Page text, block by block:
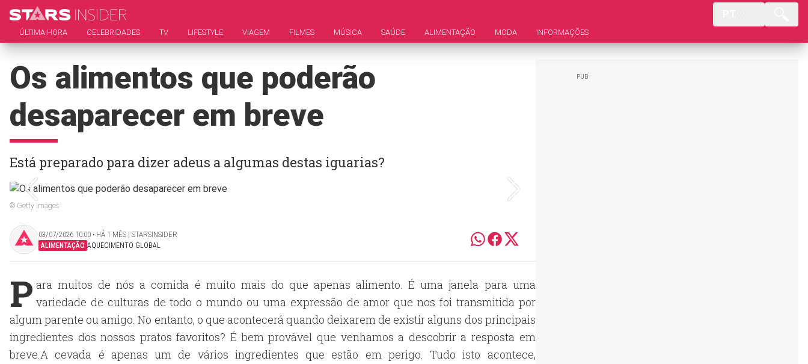
ÚLTIMA HORA CELEBRIDADES TV LIFESTYLE VIAGEM FILMES MÚSICA SAÚDE ALIMENTAÇÃO MODA INFORMAÇÕES
Os alimentos que poderão
desaparecer em breve
Está preparado para dizer adeus a algumas destas iguarias?
© Getty Images
03/07/2026 10:00 ‧ HÁ 1 MÊS | STARSINSIDER
ALIMENTAÇÃO AQUECIMENTO GLOBAL
P ara muitos de nós a comida é muito mais do que apenas alimento. É uma janela para uma
variedade de culturas de todo o mundo ou uma expressão de amor que nos foi transmitida por
algum parente ou amigo. No entanto, o que acontecerá quando deixarem de existir alguns dos principais
ingredientes dos nossos pratos favoritos? É bem provável que venhamos a descobrir a resposta em
breve.A cevada é apenas um de vários ingredientes que estão em perigo. Tudo isto acontece,